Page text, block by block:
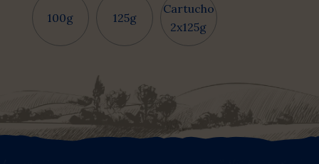
100g 125g
Cartucho
2x125g